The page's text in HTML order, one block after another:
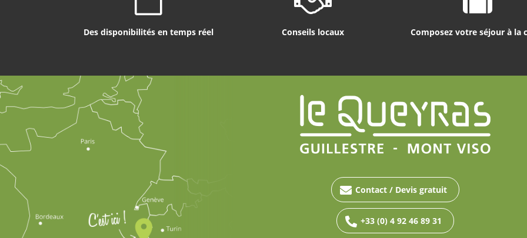
Des disponibilités en temps réel Conseils locaux Composez votre séjour à la
Contact / Devis gratuit
+33 (0) 4 92 46 89 31